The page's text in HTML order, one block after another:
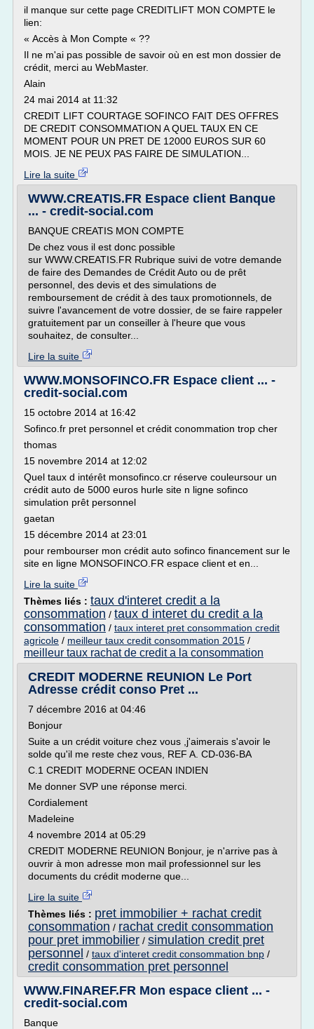
il manque sur cette page CREDITLIFT MON COMPTE le
lien:
« Accès à Mon Compte « ??
Il ne m'ai pas possible de savoir où en est mon dossier de
crédit, merci au WebMaster.
Alain
24 mai 2014 at 11:32
CREDIT LIFT COURTAGE SOFINCO FAIT DES OFFRES
DE CREDIT CONSOMMATION A QUEL TAUX EN CE
MOMENT POUR UN PRET DE 12000 EUROS SUR 60
MOIS. JE NE PEUX PAS FAIRE DE SIMULATION...
Lire la suite
WWW.CREATIS.FR Espace client Banque
... - credit-social.com
BANQUE CREATIS MON COMPTE
De chez vous il est donc possible
sur WWW.CREATIS.FR Rubrique suivi de votre demande
de faire des Demandes de Crédit Auto ou de prêt
personnel, des devis et des simulations de
remboursement de crédit à des taux promotionnels, de
suivre l'avancement de votre dossier, de se faire rappeler
gratuitement par un conseiller à l'heure que vous
souhaitez, de consulter...
Lire la suite
WWW.MONSOFINCO.FR Espace client ... -
credit-social.com
15 octobre 2014 at 16:42
Sofinco.fr pret personnel et crédit conommation trop cher
thomas
15 novembre 2014 at 12:02
Quel taux d intérêt monsofinco.cr réserve couleursour un
crédit auto de 5000 euros hurle site n ligne sofinco
simulation prêt personnel
gaetan
15 décembre 2014 at 23:01
pour rembourser mon crédit auto sofinco financement sur le
site en ligne MONSOFINCO.FR espace client et en...
Lire la suite
Thèmes liés : taux d'interet credit a la
consommation / taux d interet du credit a la
consommation / taux interet pret consommation credit
agricole / meilleur taux credit consommation 2015 /
meilleur taux rachat de credit a la consommation
CREDIT MODERNE REUNION Le Port
Adresse crédit conso Pret ...
7 décembre 2016 at 04:46
Bonjour
Suite a un crédit voiture chez vous ,j'aimerais s'avoir le
solde qu'il me reste chez vous, REF A. CD-036-BA
C.1 CREDIT MODERNE OCEAN INDIEN
Me donner SVP une réponse merci.
Cordialement
Madeleine
4 novembre 2014 at 05:29
CREDIT MODERNE REUNION Bonjour, je n'arrive pas à
ouvrir à mon adresse mon mail professionnel sur les
documents du crédit moderne que...
Lire la suite
Thèmes liés : pret immobilier + rachat credit
consommation / rachat credit consommation
pour pret immobilier / simulation credit pret
personnel / taux d'interet credit consommation bnp /
credit consommation pret personnel
WWW.FINAREF.FR Mon espace client ... -
credit-social.com
Banque